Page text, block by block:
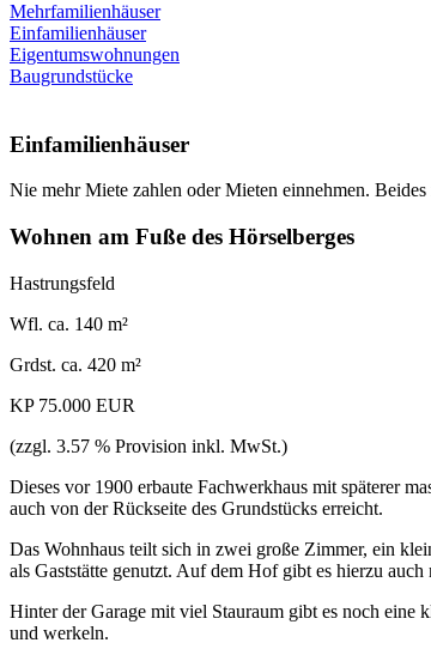
Mehrfamilienhäuser
Einfamilienhäuser
Eigentumswohnungen
Baugrundstücke
Einfamilienhäuser
Nie mehr Miete zahlen oder Mieten einnehmen.
Wohnen am Fuße des Hörselberges
Hastrungsfeld
Wfl. ca. 140 m²
Grdst. ca. 420 m²
KP 75.000 EUR
(zzgl. 3.57 % Provision inkl. MwSt.)
Dieses vor 1900 erbaute Fachwerkhaus mit späterer
auch von der Rückseite des Grundstücks erreicht.
Das Wohnhaus teilt sich in zwei große Zimmer, ein
als Gaststätte genutzt. Auf dem Hof gibt es hierzu auch
Hinter der Garage mit viel Stauraum gibt es noch
und werkeln.